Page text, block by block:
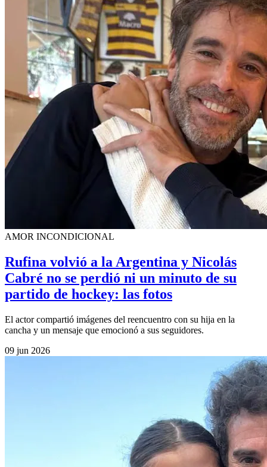
AMOR INCONDICIONAL
Rufina volvió a la Argentina y Nicolás
Cabré no se perdió ni un minuto de su
partido de hockey: las fotos
El actor compartió imágenes del reencuentro con su hija en la
cancha y un mensaje que emocionó a sus seguidores.
09 jun 2026